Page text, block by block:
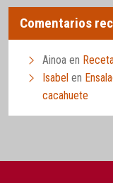
Comentarios
Ainoa en
Isabel en
cacahuete